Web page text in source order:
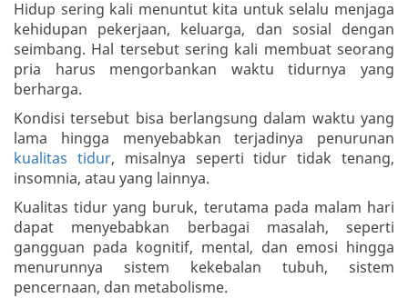
Hidup sering kali menuntut kita untuk selalu menjaga
kehidupan pekerjaan, keluarga, dan sosial dengan
seimbang. Hal tersebut sering kali membuat seorang
pria harus mengorbankan waktu tidurnya yang
berharga.
Kondisi tersebut bisa berlangsung dalam waktu yang
lama hingga menyebabkan terjadinya penurunan
kualitas tidur, misalnya seperti tidur tidak tenang,
insomnia, atau yang lainnya.
Kualitas tidur yang buruk, terutama pada malam hari
dapat menyebabkan berbagai masalah, seperti
gangguan pada kognitif, mental, dan emosi hingga
menurunnya sistem kekebalan tubuh, sistem
pencernaan, dan metabolisme.